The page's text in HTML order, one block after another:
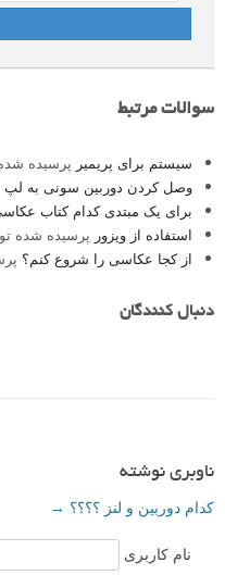
نام کاربری یا نشانی ایمیل